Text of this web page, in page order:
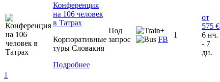
Конференция
на 106 человек
в Татрах
Корпоративные
туры Словакия
Подробнее
Под
запрос
+
FB
1
от
575 €
6 нч.
- 7
дн.
1